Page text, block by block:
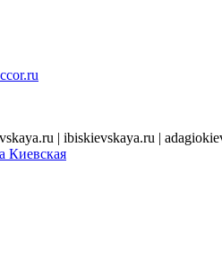
| ibiskievskaya.ru |